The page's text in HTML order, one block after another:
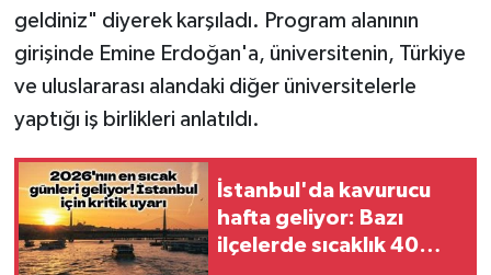
geldiniz" diyerek karşıladı. Program alanının
girişinde Emine Erdoğan'a, üniversitenin, Türkiye
ve uluslararası alandaki diğer üniversitelerle
yaptığı iş birlikleri anlatıldı.
İstanbul'da kavurucu
hafta geliyor: Bazı
ilçelerde sıcaklık 40